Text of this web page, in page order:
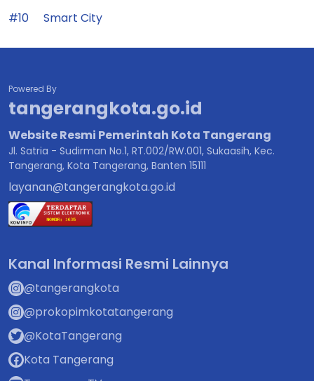
#10
Smart City
Powered By
tangerangkota.go.id
Website Resmi Pemerintah Kota Tangerang
Jl. Satria - Sudirman No.1, RT.002/RW.001, Sukaasih, Kec.
Tangerang, Kota Tangerang, Banten 15111
layanan@tangerangkota.go.id
Kanal Informasi Resmi Lainnya
@tangerangkota
@prokopimkotatangerang
@KotaTangerang
Kota Tangerang